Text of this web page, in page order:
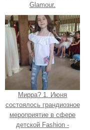
Glamour.
Мирра? 1. Июня
состоялось грандиозное
мероприятие в сфере
детской Fashion -